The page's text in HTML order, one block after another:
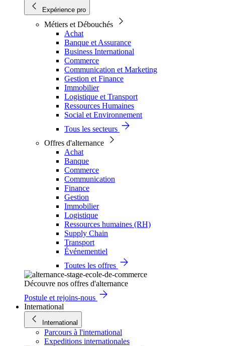
Expérience pro
Métiers et Débouchés
Achat
Banque et Assurance
Business International
Commerce
Communication et Marketing
Gestion et Finance
Immobilier
Logistique et Transport
Ressources Humaines
Social et Environnement
Tous les secteurs
Offres d'alternance
Achat
Banque
Commerce
Communication
Finance
Gestion
Immobilier
Logistique
Ressources humaines (RH)
Supply Chain
Transport
Événementiel
Toutes les offres
Découvre nos offres d'alternance
Postule et rejoins-nous
International
International
Parcours à l'international
Expeditions internationales